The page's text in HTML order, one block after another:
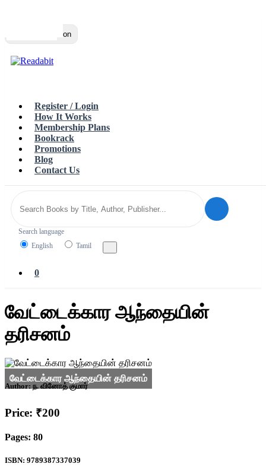
Toggle navigation
Register / Login
How It Works
Membership Plans
Bookrack
Promotions
Blog
Contact Us
Search language
English
Tamil
0
வேட்டைக்கார ஆந்தையின்
தரிசனம்
Author: ந. வினோத் குமார்
Price: ₹200
Pages: 80
ISBN: 9789387337039